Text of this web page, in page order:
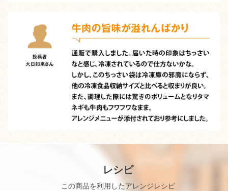
レシピ
この商品を利用したアレンジレシピ